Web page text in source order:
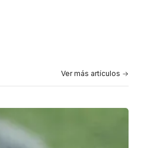
Ver más artículos